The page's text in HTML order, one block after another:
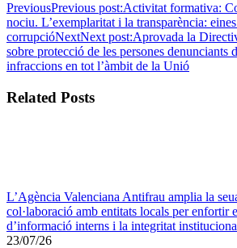
PreviousPrevious post:Activitat formativa:
nociu. L’exemplaritat i la transparència:
corrupcióNextNext post:Aprovada la
sobre protecció de les persones denunciants
infraccions en tot l’àmbit de la Unió
Related Posts
L’Agència Valenciana Antifrau amplia la
col·laboració amb entitats locals per enfortir
d’informació interns i la integritat
23/07/26